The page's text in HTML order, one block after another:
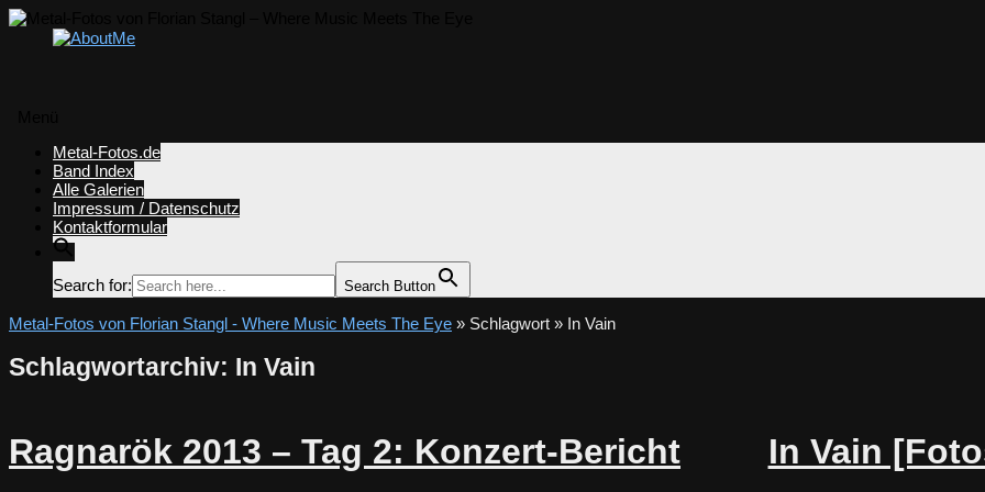
springen
Metal-Fotos.de
Band Index
Alle Galerien
Impressum / Datenschutz
Kontaktformular
Search for: Search Button
Metal-Fotos von Florian Stangl - Where Music Meets The Eye » Schlagwort » In Vain
Schlagwortarchiv: In Vain
Ragnarök 2013 – Tag 2: Konzert-Bericht In Vain